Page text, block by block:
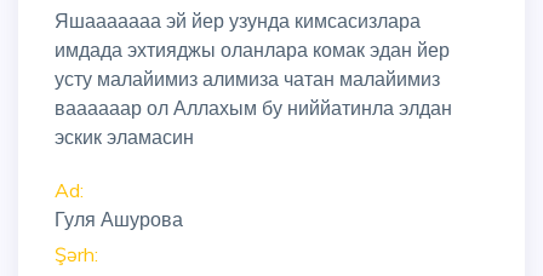
Яшааааааа эй йер узунда кимсасизлара
имдада эхтияджы оланлара комак эдан йер
усту малайимиз алимиза чатан малайимиз
ваааааар ол Аллахым бу ниййатинла элдан
эскик эламасин
Ad:
Гуля Ашурова
Şərh: